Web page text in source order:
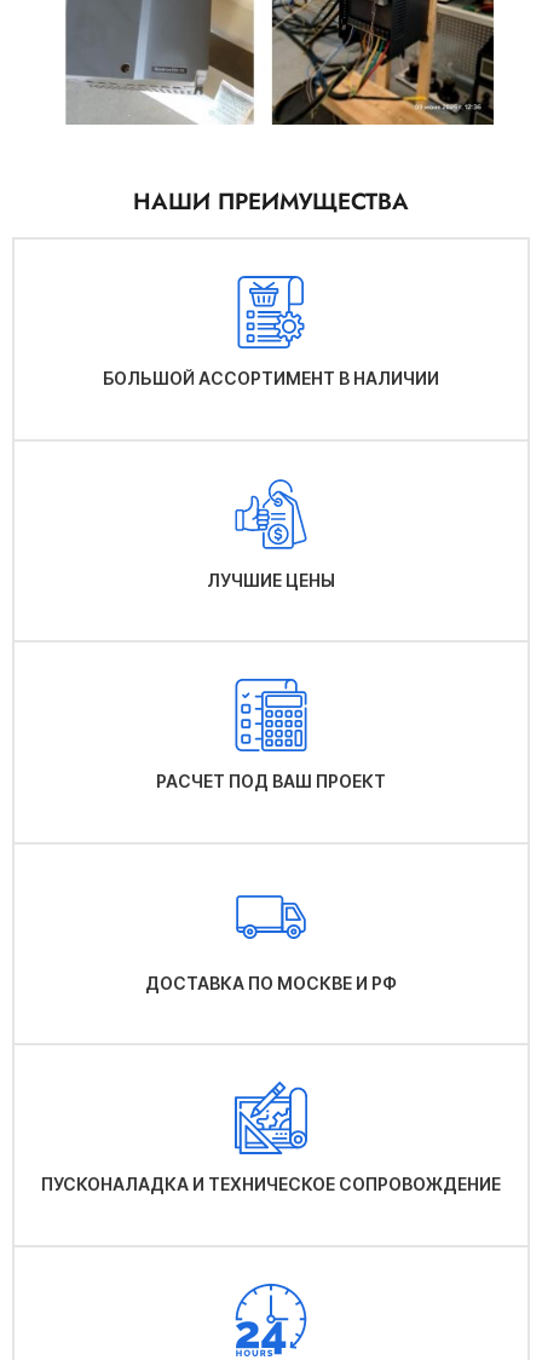
НАШИ ПРЕИМУЩЕСТВА
БОЛЬШОЙ АССОРТИМЕНТ В НАЛИЧИИ
ЛУЧШИЕ ЦЕНЫ
РАСЧЕТ ПОД ВАШ ПРОЕКТ
ДОСТАВКА ПО МОСКВЕ И РФ
ПУСКОНАЛАДКА И ТЕХНИЧЕСКОЕ СОПРОВОЖДЕНИЕ